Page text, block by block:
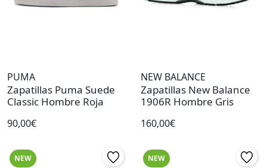
PUMA
Zapatillas Puma Suede
Classic Hombre Roja
90,00€
NEW BALANCE
Zapatillas New Balance
1906R Hombre Gris
160,00€
NEW NEW